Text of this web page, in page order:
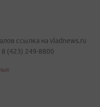
ссылка на vladnews.ru
(423) 249-8800